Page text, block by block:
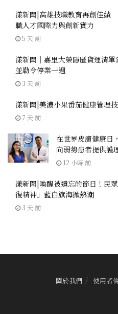
漾新聞|高雄技職教育再創佳
職人才國際力與創新實力
5 天 前
漾新聞｜嘉里大榮隱匿貨運清
並勒令停業一週
3 天 前
漾新聞|美濃小果番茄健康管理
7 天 前
在世界皮膚健康日
向弱勢患者提供護
12 小時 前
漾新聞|喚醒被遺忘的節日！民
復精神」藍白旗海掀熱潮
3 天 前
關於我們 使用者